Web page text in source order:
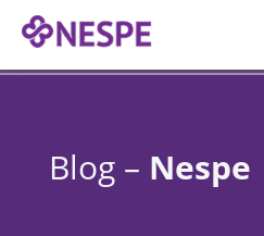
Blog – Nespe